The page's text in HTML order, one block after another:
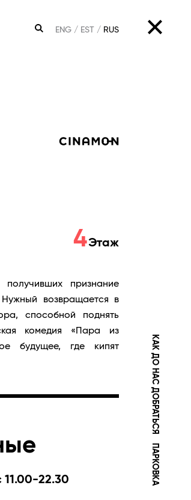
ПОИСК
ENG EST RUS
КАК ДО НАС ДОБРАТЬСЯ
ПАРКОВКА
4Этаж
признание
возвращается в
способной поднять
комедия «Пара из
будущее, где кипят
22.30